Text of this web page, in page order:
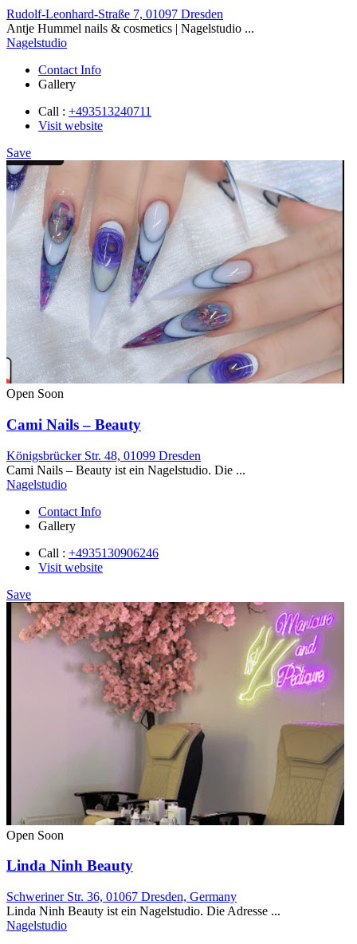
Rudolf-Leonhard-Straße 7, 01097 Dresden
Antje Hummel nails & cosmetics | Nagelstudio ...
Nagelstudio
Contact Info
Gallery
Call : +493513240711
Visit website
Save
Open Soon
Cami Nails – Beauty
Königsbrücker Str. 48, 01099 Dresden
Cami Nails – Beauty ist ein Nagelstudio. Die ...
Nagelstudio
Contact Info
Gallery
Call : +4935130906246
Visit website
Save
Open Soon
Linda Ninh Beauty
Schweriner Str. 36, 01067 Dresden, Germany
Linda Ninh Beauty ist ein Nagelstudio. Die Adresse ...
Nagelstudio